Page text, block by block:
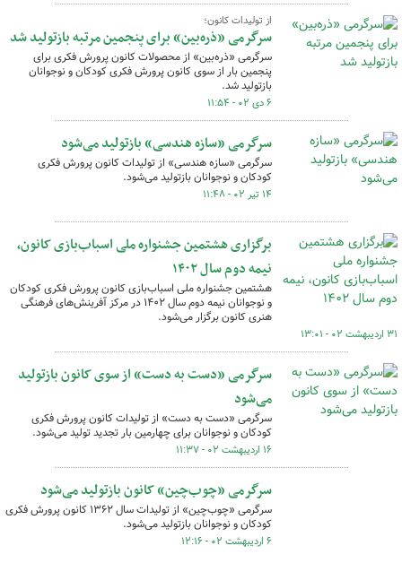
از تولیدات کانون؛
سرگرمی «ذره‌بین» برای پنجمین مرتبه بازتولید شد
سرگرمی «ذره‌بین» از محصولات کانون پرورش فکری برای
پنجمین بار از سوی کانون پرورش فکری کودکان و نوجوانان
بازتولید شد.
۶ دی ۰۲ - ۱۱:۵۴
سرگرمی «سازه هندسی» بازتولید می‌شود
سرگرمی «سازه هندسی» از تولیدات کانون پرورش فکری
کودکان و نوجوانان بازتولید می‌شود.
۱۴ تیر ۰۲ - ۱۱:۴۸
برگزاری هشتمین جشنواره ملی اسباب‌بازی کانون،
نیمه دوم سال ۱۴۰۲
هشتمین جشنواره ملی اسباب‌بازی کانون پرورش فکری کودکان
و نوجوانان نیمه دوم سال ۱۴۰۲ در مرکز آفرینش‌های فرهنگی
هنری کانون برگزار می‌شود.
۳۱ اردیبهشت ۰۲ - ۱۳:۰۱
سرگرمی «دست به دست» از سوی کانون بازتولید
می‌شود
سرگرمی «دست به دست» از تولیدات کانون پرورش فکری
کودکان و نوجوانان برای چهارمین بار تجدید تولید می‌شود.
۱۶ اردیبهشت ۰۲ - ۱۱:۳۷
سرگرمی «چوب‌چین» کانون بازتولید می‌شود
سرگرمی «چوب‌چین» از تولیدات سال ۱۳۶۲ کانون پرورش فکری
کودکان و نوجوانان بازتولید می‌شود.
۶ اردیبهشت ۰۲ - ۱۲:۱۶